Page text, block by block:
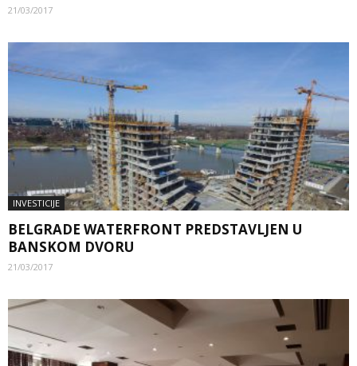
21/03/2017
INVESTICIJE
BELGRADE WATERFRONT PREDSTAVLJEN U
BANSKOM DVORU
21/03/2017